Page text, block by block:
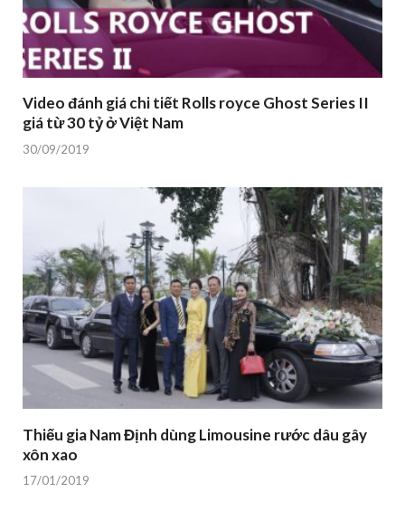
Video đánh giá chi tiết Rolls royce Ghost Series II
giá từ 30 tỷ ở Việt Nam
30/09/2019
Thiếu gia Nam Định dùng Limousine rước dâu gây
xôn xao
17/01/2019